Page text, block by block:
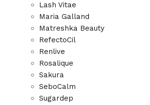
Lash Vitae
Maria Galland
Matreshka Beauty
RefectoCil
Renlive
Rosalique
Sakura
SeboCalm
Sugardep